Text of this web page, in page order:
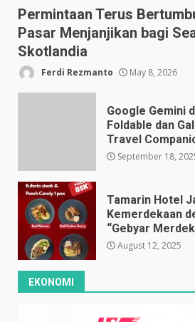
Permintaan Terus
Pasar Menjanjikan bagi
Skotlandia
Ferdi Rezmanto May 8, 2026
Google Gemini
Foldable dan
Travel
September 18,
Tamarin Hotel
Kemerdekaan
“Gebyar
August 12, 2025
EKONOMI